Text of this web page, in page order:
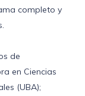
completo y
de
en Ciencias
(UBA);